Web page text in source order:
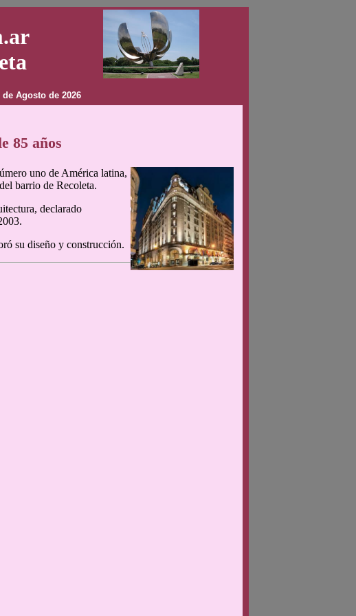
Agosto de 2026
85 años
uno de América latina,
barrio de Recoleta.
declarado
su diseño y construcción.